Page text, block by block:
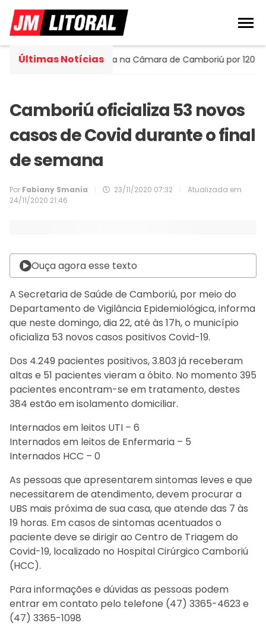
Últimas Notícias
assume cadeira na Câmara de Camboriú por 120 dias
Camboriú oficializa 53 novos
casos de Covid durante o final
de semana
Por Fabiany Smania 23/11/2020 07:32
Atualizada em
24/11/2020 21:46
Ouça agora esse texto
A Secretaria de Saúde de Camboriú, por meio do
Departamento de Vigilância Epidemiológica, informa
que neste domingo, dia 22, até às 17h, o município
oficializa 53 novos casos positivos Covid-19.
Dos 4.249 pacientes positivos, 3.803 já receberam
altas e 51 pacientes vieram a óbito. No momento 395
pacientes encontram-se em tratamento, destes
384 estão em isolamento domiciliar.
Internados em leitos UTI – 6
Internados em leitos de Enfermaria – 5
Internados HCC – 0
As pessoas que apresentarem sintomas leves e que
necessitarem de atendimento, devem procurar a
UBS mais próxima de sua casa, que atende das 7 às
19 horas. Em casos de sintomas acentuados o
paciente deve se dirigir ao Centro de Triagem do
Covid-19, localizado no Hospital Cirúrgico Camboriú
(HCC).
Para informações e dúvidas as pessoas podem
entrar em contato pelo telefone (47) 3365-4623 e
(47) 3365-1098